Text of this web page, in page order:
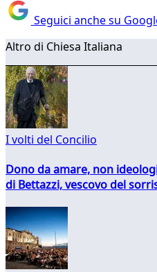
Seguici anche su
Altro di Chiesa Italiana
I volti del Concilio
Dono da amare, non
di Bettazzi, vescovo del